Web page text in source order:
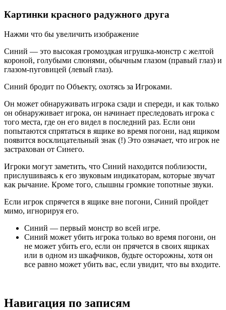
Картинки красного радужного друга
Нажми что бы увеличить изображение
Синий — это высокая громоздкая игрушка-монстр с желтой
короной, голубыми слюнями, обычным глазом (правый глаз) и
глазом-пуговицей (левый глаз).
Синий бродит по Объекту, охотясь за Игроками.
Он может обнаруживать игрока сзади и спереди, и как только
он обнаруживает игрока, он начинает преследовать игрока с
того места, где он его видел в последний раз. Если они
попытаются спрятаться в ящике во время погони, над ящиком
появится восклицательный знак (!) Это означает, что игрок не
застрахован от Синего.
Игроки могут заметить, что Синий находится поблизости,
прислушиваясь к его звуковым индикаторам, которые звучат
как рычание. Кроме того, слышны громкие топотные звуки.
Если игрок спрячется в ящике вне погони, Синий пройдет
мимо, игнорируя его.
Синий — первый монстр во всей игре.
Синий может убить игрока только во время погони, он
не может убить его, если он прячется в своих ящиках
или в одном из шкафчиков, будьте осторожны, хотя он
все равно может убить вас, если увидит, что вы входите.
Навигация по записям